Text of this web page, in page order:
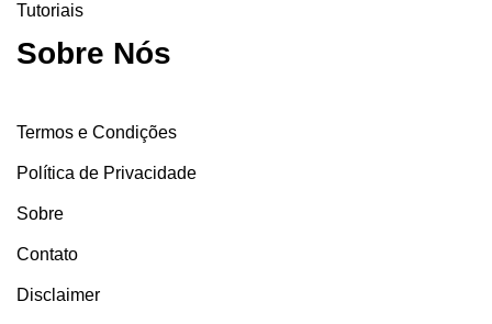
Tutoriais
Sobre Nós
Termos e Condições
Política de Privacidade
Sobre
Contato
Disclaimer